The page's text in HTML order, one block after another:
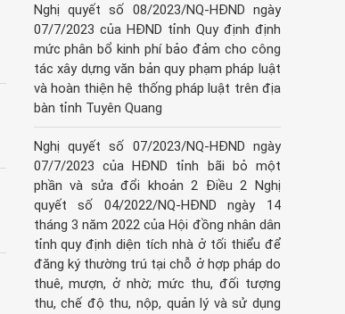
Nghị quyết số 08/2023/NQ-HĐND ngày
07/7/2023 của HĐND tỉnh Quy định định
mức phân bổ kinh phí bảo đảm cho công
tác xây dựng văn bản quy phạm pháp luật
và hoàn thiện hệ thống pháp luật trên địa
bàn tỉnh Tuyên Quang
Nghị quyết số 07/2023/NQ-HĐND ngày
07/7/2023 của HĐND tỉnh bãi bỏ một
phần và sửa đổi khoản 2 Điều 2 Nghị
quyết số 04/2022/NQ-HĐND ngày 14
tháng 3 năm 2022 của Hội đồng nhân dân
tỉnh quy định diện tích nhà ở tối thiểu để
đăng ký thường trú tại chỗ ở hợp pháp do
thuê, mượn, ở nhờ; mức thu, đối tượng
thu, chế độ thu, nộp, quản lý và sử dụng